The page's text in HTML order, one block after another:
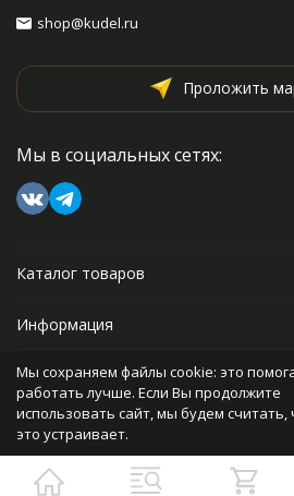
shop@kudel.ru
Проложить
Мы в социальных сетях:
Каталог товаров
Информация
Прочее
Политика персональных данных
Разработано в
bodysite.ru
Мы сохраняем файлы cookie: это
работать лучше. Если Вы продолжите
использовать сайт, мы будем считать,
это устраивает.